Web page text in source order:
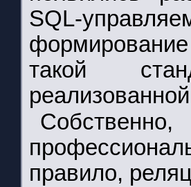
SQL-
такой
правило,